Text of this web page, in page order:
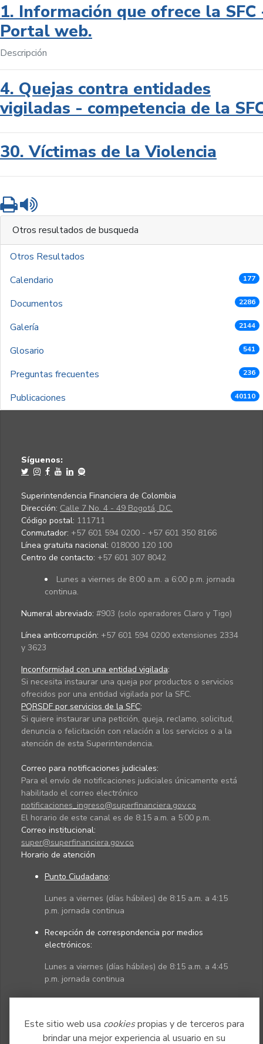
Este sitio web usa cookiespropias y de terceros para
brindar una mejor experiencia al usuario en su
1. Información que ofrece la SFC
Portal web.
Descripción
4. Quejas contra entidades
vigiladas - competencia de la
30. Víctimas de la Violencia
Imprimir
Otros resultados de busqueda
Otros Resultados
Calendario
177
Documentos 2286
Galería 2144
Glosario 541
Preguntas frecuentes 236
Publicaciones 40110
Síguenos:
Superintendencia Financiera de Colombia
Dirección: Calle 7 No. 4 - 49 Bogotá, D.C.
Código postal: 111711
Conmutador: +57 601 594 0200 - +57 601 350 8166
Línea gratuita nacional: 018000 120 100
Centro de contacto: +57 601 307 8042
Lunes a viernes de 8:00 a.m. a 6:00 p.m. jornada
continua.
Numeral abreviado: #903 (solo operadores Claro y Tigo)
Línea anticorrupción: +57 601 594 0200 extensiones 2334
y 3623
Inconformidad con una entidad vigilada:
Si necesita instaurar una queja por productos o servicios
ofrecidos por una entidad vigilada por la SFC.
PQRSDF por servicios de la SFC:
Si quiere instaurar una petición, queja, reclamo, solicitud,
denuncia o felicitación con relación a los servicios o a la
atención de esta Superintendencia.
Correo para notificaciones judiciales:
Para el envío de notificaciones judiciales únicamente está
habilitado el correo electrónico
notificaciones_ingreso@superfinanciera.gov.co
El horario de este canal es de 8:15 a.m. a 5:00 p.m.
Correo institucional:
super@superfinanciera.gov.co
Horario de atención
Punto Ciudadano:
Lunes a viernes (días hábiles) de 8:15 a.m. a 4:15
p.m. jornada continua
Recepción de correspondencia por medios
electrónicos:
Lunes a viernes (días hábiles) de 8:15 a.m. a 4:45
p.m. jornada continua